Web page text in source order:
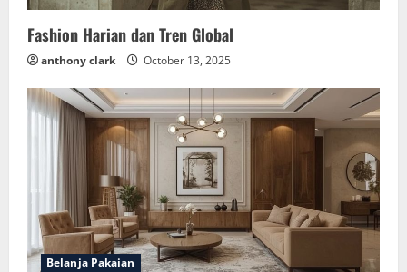
Fashion Harian dan Tren Global
anthony clark October 13, 2025
Belanja Pakaian